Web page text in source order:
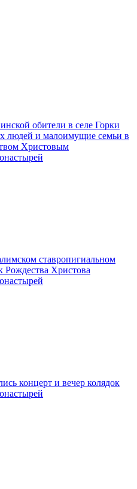
обители в селе Горки
людей и малоимущие семьи в
Христовым
ставропигиальном
Рождества Христова
концерт и вечер колядок